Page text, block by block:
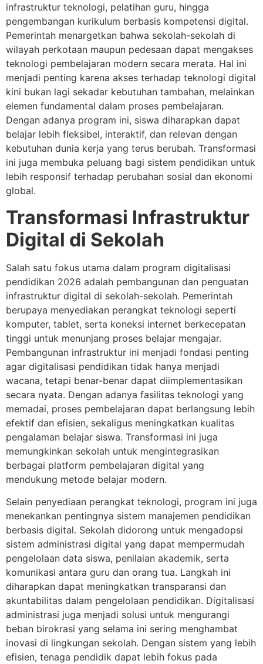
infrastruktur teknologi, pelatihan guru, hingga
pengembangan kurikulum berbasis kompetensi digital.
Pemerintah menargetkan bahwa sekolah-sekolah di
wilayah perkotaan maupun pedesaan dapat mengakses
teknologi pembelajaran modern secara merata. Hal ini
menjadi penting karena akses terhadap teknologi digital
kini bukan lagi sekadar kebutuhan tambahan, melainkan
elemen fundamental dalam proses pembelajaran.
Dengan adanya program ini, siswa diharapkan dapat
belajar lebih fleksibel, interaktif, dan relevan dengan
kebutuhan dunia kerja yang terus berubah. Transformasi
ini juga membuka peluang bagi sistem pendidikan untuk
lebih responsif terhadap perubahan sosial dan ekonomi
global.
Transformasi Infrastruktur
Digital di Sekolah
Salah satu fokus utama dalam program digitalisasi
pendidikan 2026 adalah pembangunan dan penguatan
infrastruktur digital di sekolah-sekolah. Pemerintah
berupaya menyediakan perangkat teknologi seperti
komputer, tablet, serta koneksi internet berkecepatan
tinggi untuk menunjang proses belajar mengajar.
Pembangunan infrastruktur ini menjadi fondasi penting
agar digitalisasi pendidikan tidak hanya menjadi
wacana, tetapi benar-benar dapat diimplementasikan
secara nyata. Dengan adanya fasilitas teknologi yang
memadai, proses pembelajaran dapat berlangsung lebih
efektif dan efisien, sekaligus meningkatkan kualitas
pengalaman belajar siswa. Transformasi ini juga
memungkinkan sekolah untuk mengintegrasikan
berbagai platform pembelajaran digital yang
mendukung metode belajar modern.
Selain penyediaan perangkat teknologi, program ini juga
menekankan pentingnya sistem manajemen pendidikan
berbasis digital. Sekolah didorong untuk mengadopsi
sistem administrasi digital yang dapat mempermudah
pengelolaan data siswa, penilaian akademik, serta
komunikasi antara guru dan orang tua. Langkah ini
diharapkan dapat meningkatkan transparansi dan
akuntabilitas dalam pengelolaan pendidikan. Digitalisasi
administrasi juga menjadi solusi untuk mengurangi
beban birokrasi yang selama ini sering menghambat
inovasi di lingkungan sekolah. Dengan sistem yang lebih
efisien, tenaga pendidik dapat lebih fokus pada